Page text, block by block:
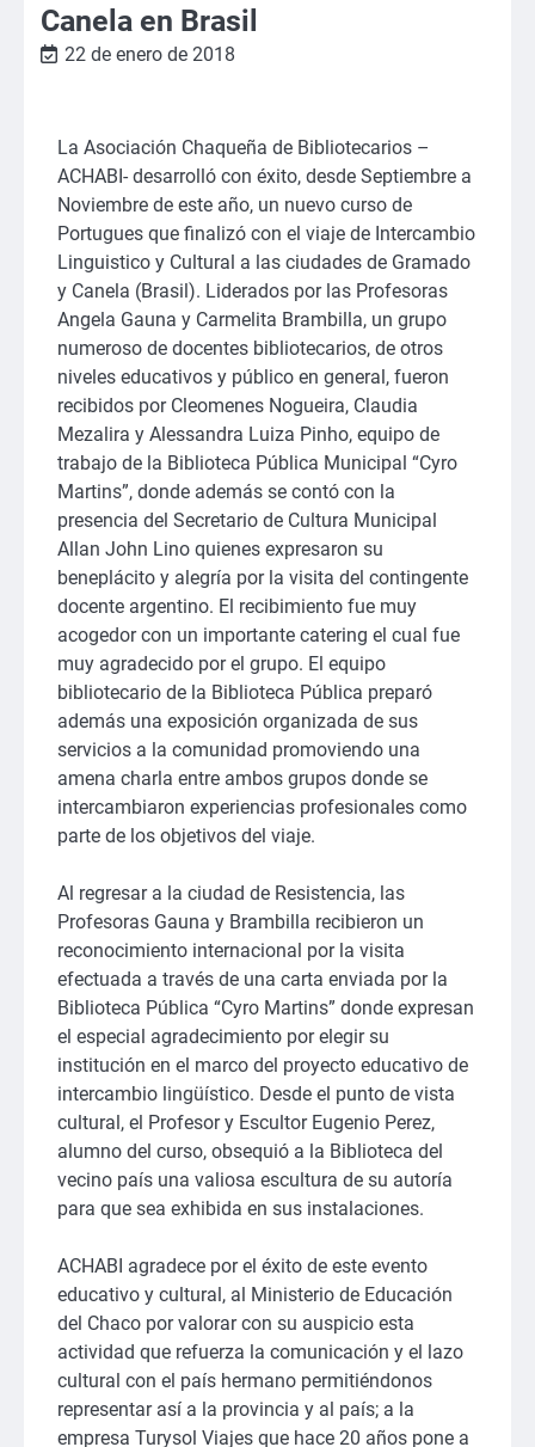
Canela en Brasil
22 de enero de 2018
La Asociación Chaqueña de Bibliotecarios –
ACHABI- desarrolló con éxito, desde Septiembre a
Noviembre de este año, un nuevo curso de
Portugues que finalizó con el viaje de Intercambio
Linguistico y Cultural a las ciudades de Gramado
y Canela (Brasil). Liderados por las Profesoras
Angela Gauna y Carmelita Brambilla, un grupo
numeroso de docentes bibliotecarios, de otros
niveles educativos y público en general, fueron
recibidos por Cleomenes Nogueira, Claudia
Mezalira y Alessandra Luiza Pinho, equipo de
trabajo de la Biblioteca Pública Municipal “Cyro
Martins”, donde además se contó con la
presencia del Secretario de Cultura Municipal
Allan John Lino quienes expresaron su
beneplácito y alegría por la visita del contingente
docente argentino. El recibimiento fue muy
acogedor con un importante catering el cual fue
muy agradecido por el grupo. El equipo
bibliotecario de la Biblioteca Pública preparó
además una exposición organizada de sus
servicios a la comunidad promoviendo una
amena charla entre ambos grupos donde se
intercambiaron experiencias profesionales como
parte de los objetivos del viaje.
Al regresar a la ciudad de Resistencia, las
Profesoras Gauna y Brambilla recibieron un
reconocimiento internacional por la visita
efectuada a través de una carta enviada por la
Biblioteca Pública “Cyro Martins” donde expresan
el especial agradecimiento por elegir su
institución en el marco del proyecto educativo de
intercambio lingüístico. Desde el punto de vista
cultural, el Profesor y Escultor Eugenio Perez,
alumno del curso, obsequió a la Biblioteca del
vecino país una valiosa escultura de su autoría
para que sea exhibida en sus instalaciones.
ACHABI agradece por el éxito de este evento
educativo y cultural, al Ministerio de Educación
del Chaco por valorar con su auspicio esta
actividad que refuerza la comunicación y el lazo
cultural con el país hermano permitiéndonos
representar así a la provincia y al país; a la
empresa Turysol Viajes que hace 20 años pone a